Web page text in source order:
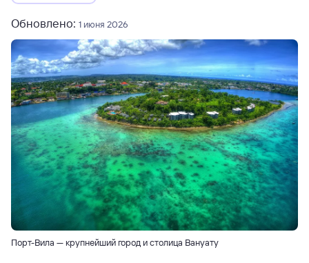
Обновлено: 1 июня 2026
Порт-Вила — крупнейший город и столица Вануату